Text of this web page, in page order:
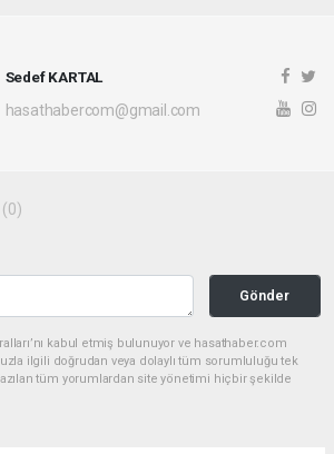
Sedef KARTAL
hasathabercom@gmail.com
(0)
Gönder
kabul etmiş bulunuyor ve hasathaber.com
ilgili doğrudan veya dolaylı tüm sorumluluğu tek
tüm yorumlardan site yönetimi hiçbir şekilde